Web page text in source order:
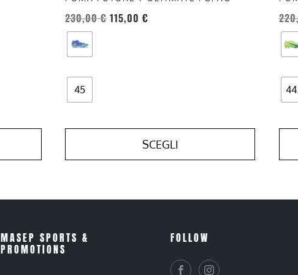
230,00€ 115,00€
45
SCEGLI
prodotto
MASEP SPORTS &
PROMOTIONS
FOLLOW